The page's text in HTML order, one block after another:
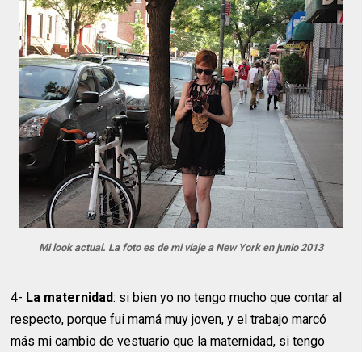
Mi look actual. La foto es de mi viaje a New York en junio 2013
4- La maternidad: si bien yo no tengo mucho que contar al
respecto, porque fui mamá muy joven, y el trabajo marcó
más mi cambio de vestuario que la maternidad, si tengo